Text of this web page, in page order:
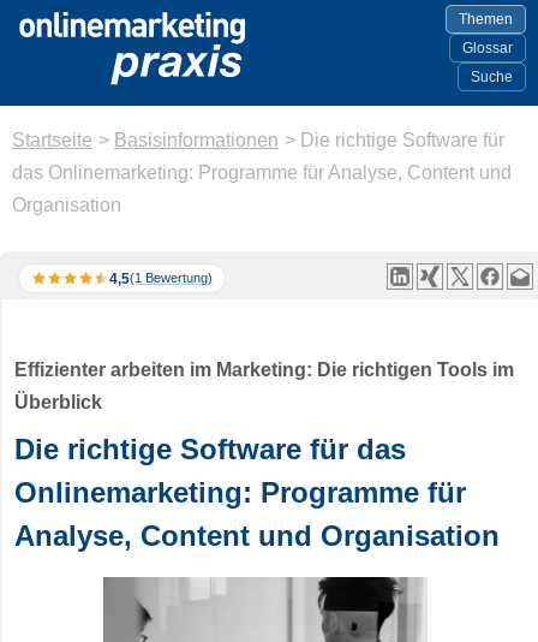
Themen
Glossar
Suche
Startseite > Basisinformationen > Die richtige Software für
das Onlinemarketing: Programme für Analyse, Content und
Organisation
4,5(1 Bewertung)
Effizienter arbeiten im Marketing: Die richtigen Tools im
Überblick
Die richtige Software für das
Onlinemarketing: Programme für
Analyse, Content und Organisation